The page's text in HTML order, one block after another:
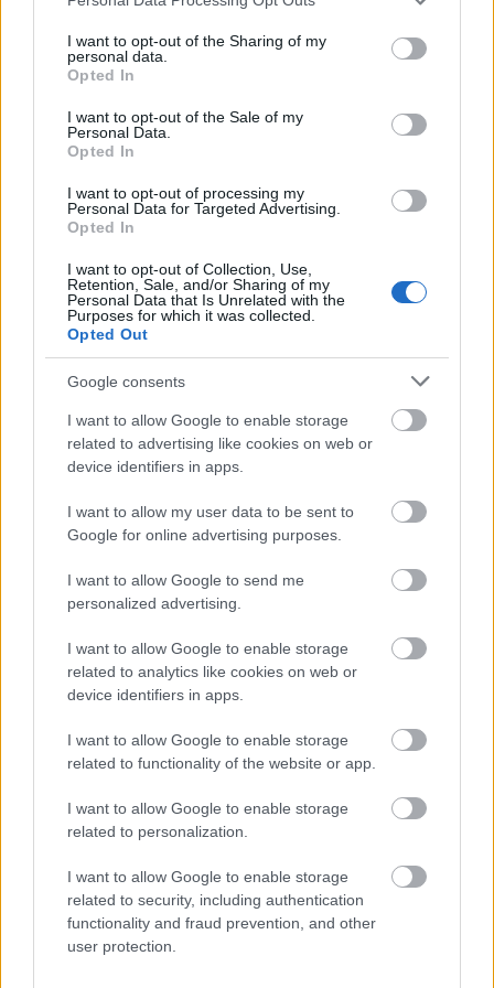
not limited to your visit or usage behaviour. You may click to
grant or deny consent to Google and its third-party tags to
use your data for below specified purposes in below Google
consent section.
I want to opt-out of the Sharing of my
personal data.
Opted In
I want to opt-out of the Sale of my
Personal Data.
Opted In
I want to opt-out of processing my
Personal Data for Targeted Advertising.
Opted In
I want to opt-out of Collection, Use,
Retention, Sale, and/or Sharing of my
Personal Data that Is Unrelated with the
Purposes for which it was collected.
Opted Out
Google consents
I want to allow Google to enable storage
related to advertising like cookies on web or
device identifiers in apps.
I want to allow my user data to be sent to
Google for online advertising purposes.
I want to allow Google to send me
personalized advertising.
I want to allow Google to enable storage
related to analytics like cookies on web or
device identifiers in apps.
I want to allow Google to enable storage
related to functionality of the website or app.
I want to allow Google to enable storage
related to personalization.
I want to allow Google to enable storage
related to security, including authentication
functionality and fraud prevention, and other
user protection.
Cepillos defibras naturales ideales para el cabello fino.
Están fabricados con los mejores productos y
componentes totalmente naturales para minimizar el
Cepillo ECO elaborado a base de
materiales
naturale
Ergonómico
: la forma semicurva, en
combinación con el largo de las púas, se adapta
mejor a la cabeza y permite peinar mayor
cantidad de cabellos en cada pasada
Antienredos-antitirones: púas antienredos,
flexibles y resistentes. Permiten desenredar con
la máxima suavidad
al cepillado diario
Para cabello húmedo o seco: especialmente
para cabellos finos. No se deben utilizar con un
secador muy cerca
INFORMACIÓN ADICIONAL
VALORACIONES (0)
PRODUCTOS RELACIONADOS
PELUQUERÍA